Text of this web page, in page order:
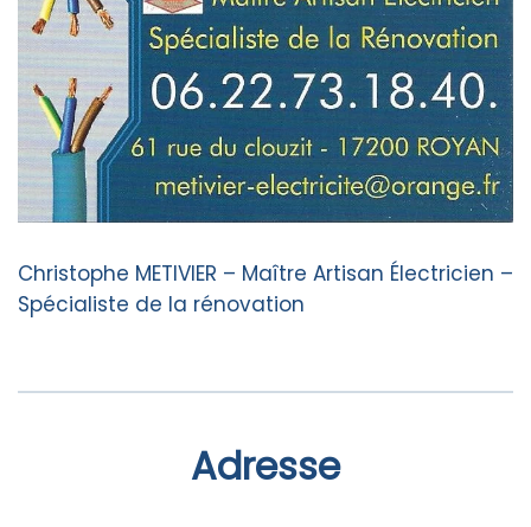
Christophe METIVIER – Maître Artisan Électricien –
Spécialiste de la rénovation
Adresse